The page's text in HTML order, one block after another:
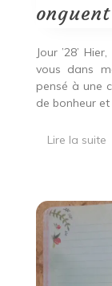
Jour ’28’
vous dans
pensé à une
de bonheur et
Lire la suite